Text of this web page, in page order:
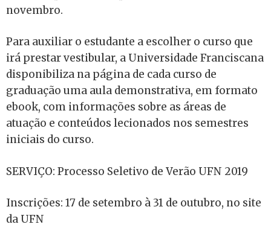
novembro.
Para auxiliar o estudante a escolher o curso que
irá prestar vestibular, a Universidade Franciscana
disponibiliza na página de cada curso de
graduação uma aula demonstrativa, em formato
ebook, com informações sobre as áreas de
atuação e conteúdos lecionados nos semestres
iniciais do curso.
SERVIÇO: Processo Seletivo de Verão UFN 2019
Inscrições: 17 de setembro à 31 de outubro, no site
da UFN